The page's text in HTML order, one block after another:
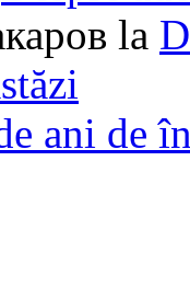
la
ani de